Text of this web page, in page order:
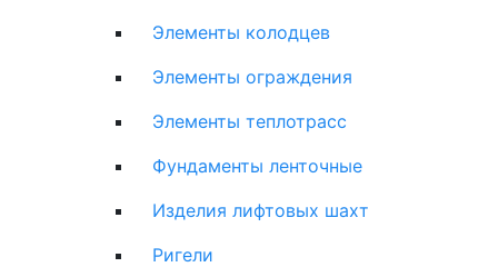
Элементы колодцев
Элементы ограждения
Элементы теплотрасс
Фундаменты ленточные
Изделия лифтовых шахт
Ригели